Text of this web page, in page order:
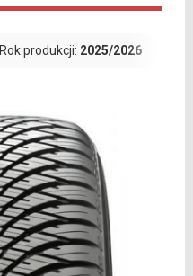
Rok produkcji: 2025/2026